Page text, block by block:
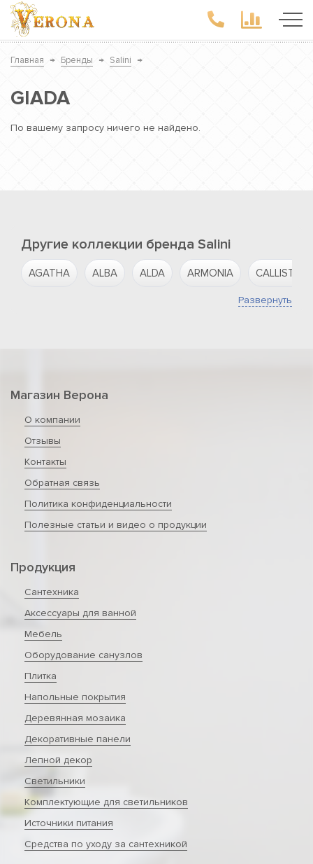
Главная → Бренды → Salini →
GIADA
По вашему запросу ничего не найдено.
Другие коллекции бренда Salini
AGATHA ALBA ALDA ARMONIA CALLISTA
Развернуть
Магазин Верона
О компании
Отзывы
Контакты
Обратная связь
Политика конфиденциальности
Полезные статьи и видео о продукции
Продукция
Сантехника
Аксессуары для ванной
Мебель
Оборудование санузлов
Плитка
Напольные покрытия
Деревянная мозаика
Декоративные панели
Лепной декор
Светильники
Комплектующие для светильников
Источники питания
Средства по уходу за сантехникой